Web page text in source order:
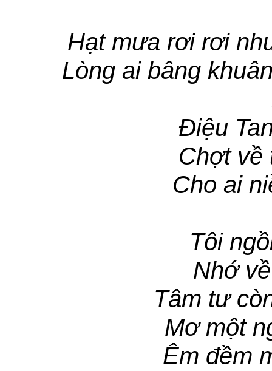
Hạt mưa rơi rơi
Lòng ai bâng
Điệu
Chợt về
Cho ai
Tôi
Nhớ
Tâm tư
Mơ một
Êm đềm